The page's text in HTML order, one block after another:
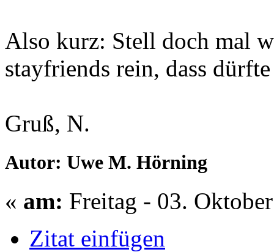
Also kurz: Stell doch mal
stayfriends rein, dass
Gruß, N.
Autor: Uwe M. Hörning
« am: Freitag - 03.
Zitat einfügen